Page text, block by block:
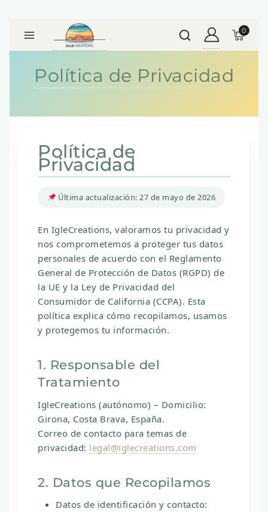
0
Política de Privacidad
Política de
Privacidad
Última actualización: 27 de mayo de 2026
En IgleCreations, valoramos tu privacidad y
nos comprometemos a proteger tus datos
personales de acuerdo con el Reglamento
General de Protección de Datos (RGPD) de
la UE y la Ley de Privacidad del
Consumidor de California (CCPA). Esta
política explica cómo recopilamos, usamos
y protegemos tu información.
1. Responsable del
Tratamiento
IgleCreations (autónomo) – Domicilio:
Girona, Costa Brava, España.
Correo de contacto para temas de
privacidad: legal@iglecreations.com
2. Datos que Recopilamos
Datos de identificación y contacto: